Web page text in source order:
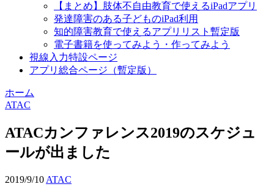
【まとめ】肢体不自由教育で使えるiPadアプリ
発達障害のある子どものiPad利用
知的障害教育で使えるアプリリスト暫定版
電子書籍を使ってみよう・作ってみよう
視線入力特設ページ
アプリ総合ページ（暫定版）
ホーム
ATAC
ATACカンファレンス2019のスケジュ
ールが出ました
2019/9/10 ATAC